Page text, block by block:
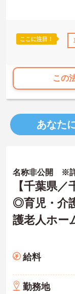
日勤のみ 年間休
ここに注目！
この
あなた
名称非公開 ※詳
【千葉県
◎育児・介
護老人ホー
給料
勤務地